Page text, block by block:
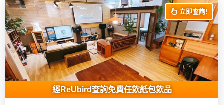
立即查詢!
經ReUbird查詢免費任飲紙包飲品